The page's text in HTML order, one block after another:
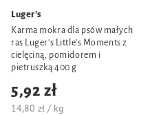
Luger's
Karma mokra dla psów małych
ras Luger's Little's Moments z
cielęciną, pomidorem i
pietruszką 400 g
5,92 zł
14,80 zł / kg